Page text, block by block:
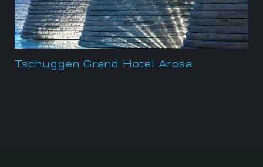
Tschuggen Grand Hotel Arosa